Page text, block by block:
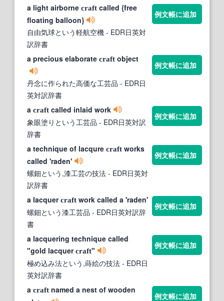
a light airborne craft called {free
floating balloon}
自由気球という軽航空機 - EDR日英対
訳辞書
例文帳に追加
a precious elaborate craft object
丹念に作られた高価な工芸品 - EDR日
英対訳辞書
例文帳に追加
a craft called inlaid work
象眼塗りという工芸品 - EDR日英対訳
辞書
例文帳に追加
a technique of lacqure craft works
called 'raden'
螺鈿という,漆工芸の技法 - EDR日英対
訳辞書
例文帳に追加
a lacquercraft work called a 'raden'
螺鈿という漆工芸品 - EDR日英対訳辞
書
例文帳に追加
a lacquering technique called
"gold lacquercraft"
極め込み法という,蒔絵の技法 - EDR日
英対訳辞書
例文帳に追加
a craft named a nest of wooden
例文帳に追加